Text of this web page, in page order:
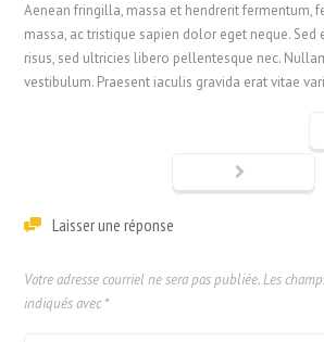
Aenean fringilla, massa et hendrerit fermentum,
massa, ac tristique sapien dolor eget neque.
risus, sed ultricies libero pellentesque nec.
vestibulum. Praesent iaculis gravida erat vitae
Laisser une réponse
Votre adresse courriel ne sera pas publiée. Les
indiqués avec*